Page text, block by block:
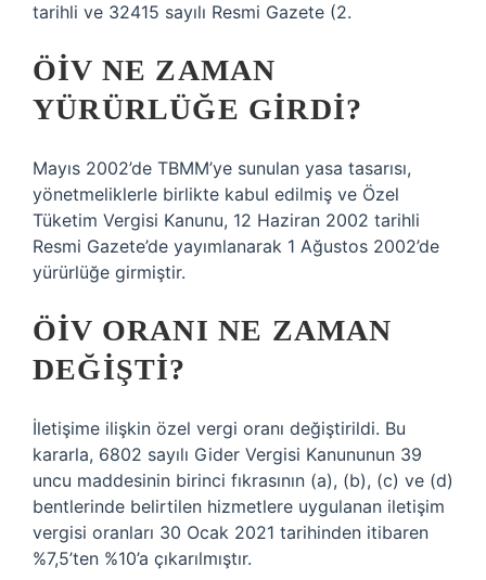
tarihli ve 32415 sayılı Resmi Gazete (2.
ÖİV NE ZAMAN
YÜRÜRLÜĞE GIRDI?
Mayıs 2002’de TBMM’ye sunulan yasa tasarısı,
yönetmeliklerle birlikte kabul edilmiş ve Özel
Tüketim Vergisi Kanunu, 12 Haziran 2002 tarihli
Resmi Gazete’de yayımlanarak 1 Ağustos 2002’de
yürürlüğe girmiştir.
ÖİV ORANI NE ZAMAN
DEĞIŞTI?
İletişime ilişkin özel vergi oranı değiştirildi. Bu
kararla, 6802 sayılı Gider Vergisi Kanununun 39
uncu maddesinin birinci fıkrasının (a), (b), (c) ve (d)
bentlerinde belirtilen hizmetlere uygulanan iletişim
vergisi oranları 30 Ocak 2021 tarihinden itibaren
%7,5’ten %10’a çıkarılmıştır.